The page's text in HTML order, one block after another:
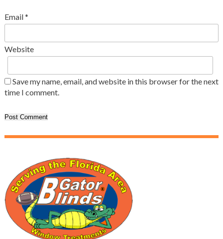
Email*
Website
Save my name, email, and website in this browser for the next
time I comment.